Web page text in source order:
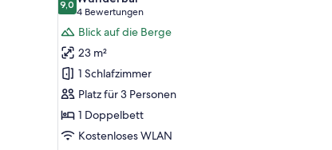
für
Deluxe-
Zimmer,
Balkon
anzeigen
9,09,0 von 10
4 Bewertungen
(4
Bewertungen)
Blick auf die Berge
23 m²
1 Schlafzimmer
Platz für 3 Personen
1 Doppelbett
Kostenloses WLAN